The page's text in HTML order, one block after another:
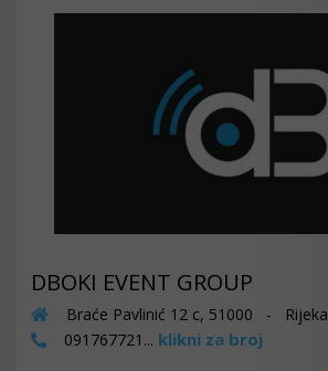
DBOKI EVENT GROUP
Braće Pavlinić 12 c, 51000 - Rijeka
091767721... klikni za broj